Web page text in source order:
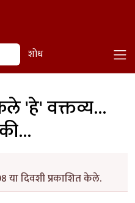
शोध
'हे' वक्तव्य...
या दिवशी प्रकाशित केले.